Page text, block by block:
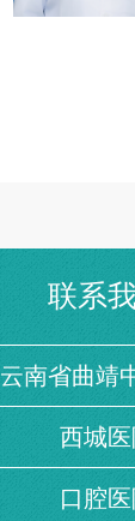
联系
云南省曲靖
西城
口腔